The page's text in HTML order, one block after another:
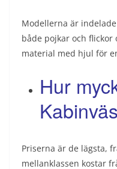
Modellerna är
både pojkar och
material med hjul för
Hur
Priserna är de lägsta,
mellanklassen kostar